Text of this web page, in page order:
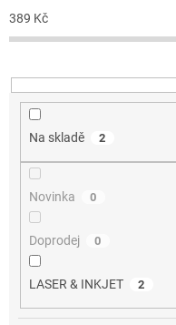
o
d
k
t
389 Kč
Na skladě 2
Novinka 0
Doprodej 0
LASER & INKJET 2